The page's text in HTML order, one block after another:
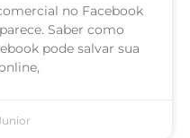
no Facebook
Saber como
pode salvar sua